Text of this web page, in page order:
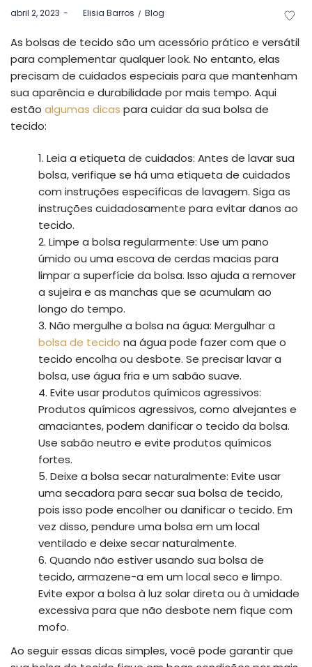
Postado
abril 2, 2023 byElisia Barros
Postado
Blog
As bolsas de tecido são um acessório prático e versátil
para complementar qualquer look. No entanto, elas
precisam de cuidados especiais para que mantenham
sua aparência e durabilidade por mais tempo. Aqui
estão algumas dicas para cuidar da sua bolsa de
tecido:
Leia a etiqueta de cuidados: Antes de lavar sua
bolsa, verifique se há uma etiqueta de cuidados
com instruções específicas de lavagem. Siga as
instruções cuidadosamente para evitar danos ao
tecido.
Limpe a bolsa regularmente: Use um pano
úmido ou uma escova de cerdas macias para
limpar a superfície da bolsa. Isso ajuda a remover
a sujeira e as manchas que se acumulam ao
longo do tempo.
Não mergulhe a bolsa na água: Mergulhar a
bolsa de tecido na água pode fazer com que o
tecido encolha ou desbote. Se precisar lavar a
bolsa, use água fria e um sabão suave.
Evite usar produtos químicos agressivos:
Produtos químicos agressivos, como alvejantes e
amaciantes, podem danificar o tecido da bolsa.
Use sabão neutro e evite produtos químicos
fortes.
Deixe a bolsa secar naturalmente: Evite usar
uma secadora para secar sua bolsa de tecido,
pois isso pode encolher ou danificar o tecido. Em
vez disso, pendure uma bolsa em um local
ventilado e deixe secar naturalmente.
Quando não estiver usando sua bolsa de
tecido, armazene-a em um local seco e limpo.
Evite expor a bolsa à luz solar direta ou à umidade
excessiva para que não desbote nem fique com
mofo.
Ao seguir essas dicas simples, você pode garantir que